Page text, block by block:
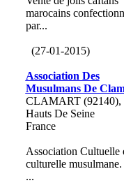
marocains
par...
(27-01-2015)
Association Des
Musulmans De
CLAMART (92140),
Hauts De Seine
France
Association Cultuelle
culturelle musulmane.
...